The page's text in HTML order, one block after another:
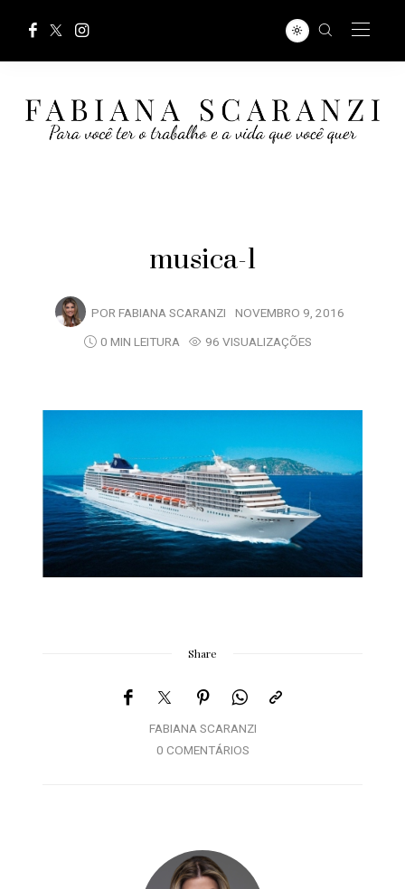
musica-1
POR FABIANA SCARANZI NOVEMBRO 9, 2016
0 MIN LEITURA
96 VISUALIZAÇÕES
Share
FABIANA SCARANZI
0 COMENTÁRIOS